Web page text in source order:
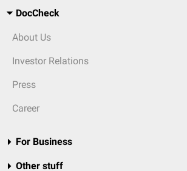
DocCheck
About Us
Investor Relations
Press
Career
For Business
Other stuff